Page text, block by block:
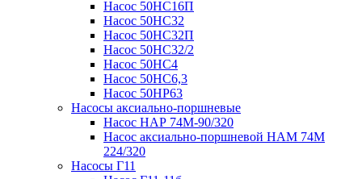
Насос 50НС16П
Насос 50НС32
Насос 50НС32П
Насос 50НС32/2
Насос 50НС4
Насос 50НС6,3
Насос 50НР63
Насосы аксиально-поршневые
Насос НАР 74M-90/320
Насос аксиально-поршневой НАМ 74М
224/320
Насосы Г11